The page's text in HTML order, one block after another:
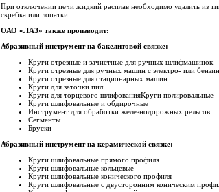
При отключении печи жидкий расплав необходимо удалить из
скребка или лопатки.
ОАО «ЛАЗ» также производит:
Абразивный инструмент на бакелитовой связке:
Круги отрезные и зачистные для ручных шлифмашинок
Круги отрезные для ручных машин с электро- или
Круги отрезные для стационарных машин
Круги для заточки пил
Круги для торцевого шлифованияКруги полировальные
Круги шлифовальные и обдирочные
Инструмент для обработки железнодорожных рельсов
Сегменты
Бруски
Абразивный инструмент на керамической связке:
Круги шлифовальные прямого профиля
Круги шлифовальные кольцевые
Круги шлифовальные конического профиля
Круги шлифовальные с двусторонним коническим